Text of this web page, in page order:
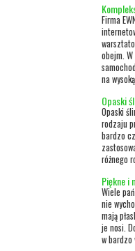
Firma
obejm.
na
Opaski
Opaski
rodzaju
bardzo
różnego
Piękne i
Wiele
nie
mają
je nosi.
w